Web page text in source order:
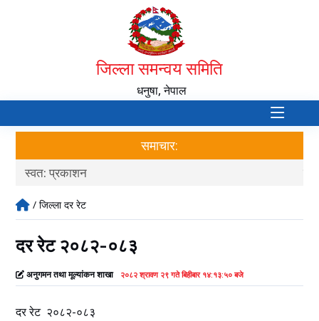
जिल्ला समन्वय समिति
धनुषा, नेपाल
समाचार:
स्वत: प्रकाशन
/ जिल्ला दर रेट
दर रेट २०८२-०८३
अनुगमन तथा मूल्यांकन शाखा २०८२ श्रावण २९ गते बिहीबार १४:१३:५० बजे
दर रेट २०८२-०८३